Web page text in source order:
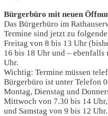
Bürgerbüro mit neuen
Das Bürgerbüro im
Termine sind jetzt zu
Freitag von 8 bis 13 Uhr
16 bis 18 Uhr und – ebenfalls
Uhr.
Wichtig: Termine müssen
Bürgerbüro ist unter Telefon
Montag, Dienstag und
Mittwoch von 7.30 bis 14
und Samstag von 9 bis 12 Uhr.